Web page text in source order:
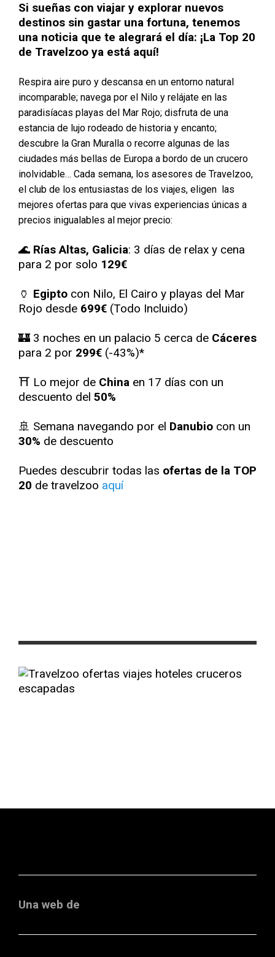
Si sueñas con viajar y explorar nuevos
destinos sin gastar una fortuna, tenemos
una noticia que te alegrará el día: ¡La Top 20
de Travelzoo ya está aquí!
Respira aire puro y descansa en un entorno natural
incomparable; navega por el Nilo y relájate en las
paradisíacas playas del Mar Rojo; disfruta de una
estancia de lujo rodeado de historia y encanto;
descubre la Gran Muralla o recorre algunas de las
ciudades más bellas de Europa a bordo de un crucero
inolvidable… Cada semana, los asesores de Travelzoo,
el club de los entusiastas de los viajes, eligen las
mejores ofertas para que vivas experiencias únicas a
precios inigualables al mejor precio:
🌊 Rías Altas, Galicia: 3 días de relax y cena
para 2 por solo 129€
🏺 Egipto con Nilo, El Cairo y playas del Mar
Rojo desde 699€ (Todo Incluido)
🏰 3 noches en un palacio 5 cerca de Cáceres
para 2 por 299€ (-43%)*
⛩ Lo mejor de China en 17 días con un
descuento del 50%
🚢 Semana navegando por el Danubio con un
30% de descuento
Puedes descubrir todas las ofertas de la TOP
20 de travelzoo aquí
Una web de